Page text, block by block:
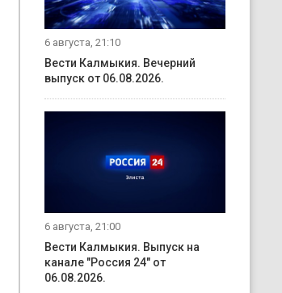
6 августа, 21:10
Вести Калмыкия. Вечерний
выпуск от 06.08.2026.
6 августа, 21:00
Вести Калмыкия. Выпуск на
канале "Россия 24" от
06.08.2026.